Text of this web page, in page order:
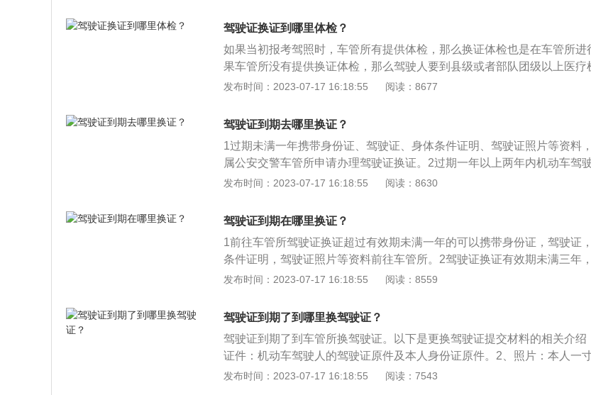
PP，点击右侧更多；2、找到驾驶证业务，点击中间的提交驾驶证证件照
记得仔细阅读照片尺寸要求；4、选择拍照或者是从相册中选择照片上传驾
息；5、照好或选好照片后点击提交即可；6、提交完成后选择期满换领驾
7、填好自己的个人信息；8、选择邮政取件方式，填写地址；
多几趟耽搁时间，或者在办理换证业务前，先提前通过网站或公众号等渠
了解。
业厅的“警医邮”服务点，进行换证办理，从受理登记、体检再到新证制作只
小时。目前只有少部分城市开通了该项服务，比如杭州。换证和审验须符
条件：持有大型客车、牵引车、城市公交车、中型客车、大型货车驾驶证
分周期内没有记分，或者持有其他准驾车型驾驶证在本记分周期内记分未
分；持有大型客车、牵引车、城市公交车、中型客车、大型货车驾驶证一
等以上责任未被吊销机动车驾驶证的驾驶人，已参加审验教育的；申请人
处理完毕的道路交通安全违法行为或者交通事故；申请人身体条件符合驾
条件；机动车驾驶证没有被依法扣押、扣留、暂扣、吊销、注销或撤销的
驾驶证换证到哪里体检？
如果当初报考驾照时，车管所有提供体检，那么换证体检也是在车管所进
果车管所没有提供换证体检，那么驾驶人要到县级或者部队团级以上医疗
行体检，然后将身体条件证明交到车管所，车管所会给一证回执。以下是
一年以上三年以内，驾照注销，但可以通过考试科目一换证。过期三年以
照作废无法再换证。领证时间：机动车驾驶人在机动车驾驶证的六年有效
每个记分周期均未记满12分，换发十年有效期的机动车驾驶证；在机动车
的十年有效期内，每个记分周期均未记满12分，换发长期有效的机动车驾
发布时间：2023-07-17 16:18:55 阅读：8677
驾驶证到期去哪里换证？
1过期未满一年携带身份证、驾驶证、身体条件证明、驾驶证照片等资料
属公安交警车管所申请办理驾驶证换证。2过期一年以上两年内机动车驾
加道路交通安全法律、法规和相关知识考试合格后，可以恢复驾驶资格。3
发布时间：2023-07-17 16:18:55 阅读：8630
驾驶证到期在哪里换证？
1前往车管所驾驶证换证超过有效期未满一年的可以携带身份证，驾驶证
条件证明，驾驶证照片等资料前往车管所。2驾驶证换证有效期未满三年
处于注销可恢复状态，只要到车管所重新参加科目一考试，通过之后就能
发布时间：2023-07-17 16:18:55 阅读：8559
驾驶证到期了到哪里换驾驶证？
驾驶证到期了到车管所换驾驶证。以下是更换驾驶证提交材料的相关介绍
证件：机动车驾驶人的驾驶证原件及本人身份证原件。2、照片：本人一
彩色照片三张。3、身体条件证明：一般需要县级或部队团级以上医疗机构
发布时间：2023-07-17 16:18:55 阅读：7543